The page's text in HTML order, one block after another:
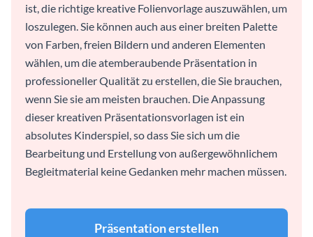
ist, die richtige kreative Folienvorlage auszuwählen, um
loszulegen. Sie können auch aus einer breiten Palette
von Farben, freien Bildern und anderen Elementen
wählen, um die atemberaubende Präsentation in
professioneller Qualität zu erstellen, die Sie brauchen,
wenn Sie sie am meisten brauchen. Die Anpassung
dieser kreativen Präsentationsvorlagen ist ein
absolutes Kinderspiel, so dass Sie sich um die
Bearbeitung und Erstellung von außergewöhnlichem
Begleitmaterial keine Gedanken mehr machen müssen.
Präsentation erstellen